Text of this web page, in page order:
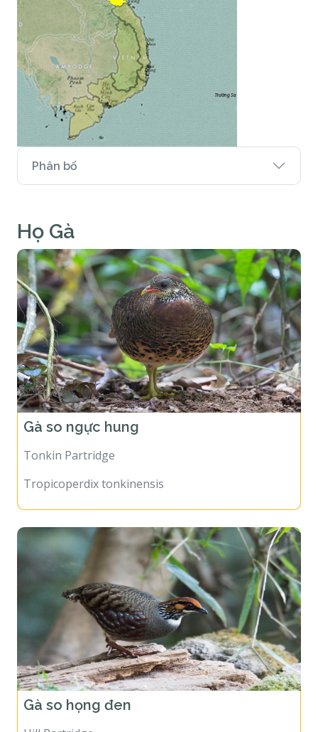
Phân bố
Họ Gà
Gà so ngực hung
Tonkin Partridge
Tropicoperdix tonkinensis
Gà so họng đen